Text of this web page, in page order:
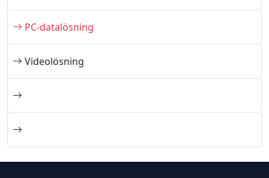
PC-datalösning
Videolösning